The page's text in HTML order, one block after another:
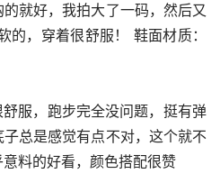
就好，我拍大了一码，然后又
的，穿着很舒服！ 鞋面材质：
总是感觉有点不对，这个就不
料的好看，颜色搭配很赞